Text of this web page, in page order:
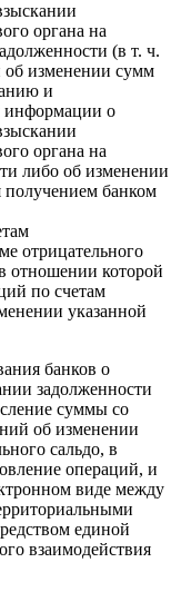
органа на
(в т. ч.
об изменении сумм
и
информации о
органа на
либо об изменении
получением банком
отрицательного
отношении которой
по счетам
указанной
банков о
задолженности
суммы со
об изменении
сальдо, в
операций, и
виде между
единой
взаимодействия